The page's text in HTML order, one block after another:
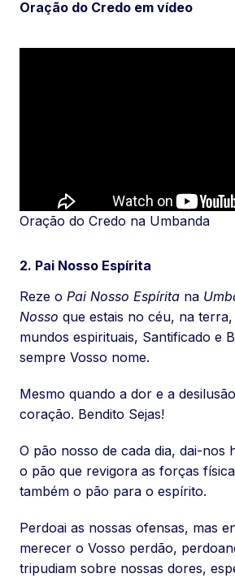
Oração do Credo em vídeo
Oração do Credo na Umbanda
2. Pai Nosso Espírita
Reze o Pai Nosso Espírita na
Nosso que estais no céu, na
mundos espirituais, Santificado e
sempre Vosso nome.
Mesmo quando a dor e a
coração. Bendito Sejas!
O pão nosso de cada dia, dai-nos
o pão que revigora as forças
também o pão para o espírito.
Perdoai as nossas ofensas, mas
merecer o Vosso perdão,
tripudiam sobre nossas dores,